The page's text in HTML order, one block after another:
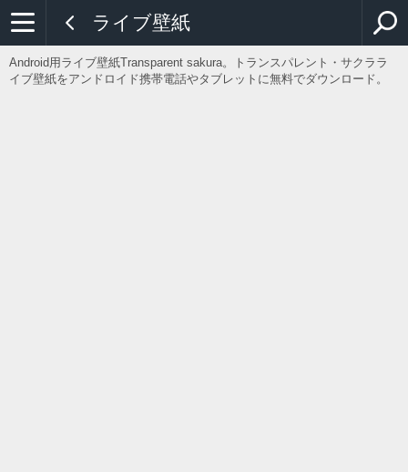
ライブ壁紙
Android用ライブ壁紙Transparent sakura。トランスパレント・サクララ
イブ壁紙をアンドロイド携帯電話やタブレットに無料でダウンロード。